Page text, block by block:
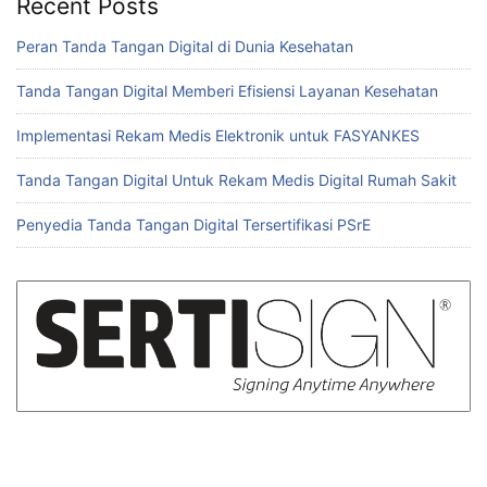
o
k
Recent Posts
Peran Tanda Tangan Digital di Dunia Kesehatan
Tanda Tangan Digital Memberi Efisiensi Layanan Kesehatan
Implementasi Rekam Medis Elektronik untuk FASYANKES
Tanda Tangan Digital Untuk Rekam Medis Digital Rumah Sakit
Penyedia Tanda Tangan Digital Tersertifikasi PSrE